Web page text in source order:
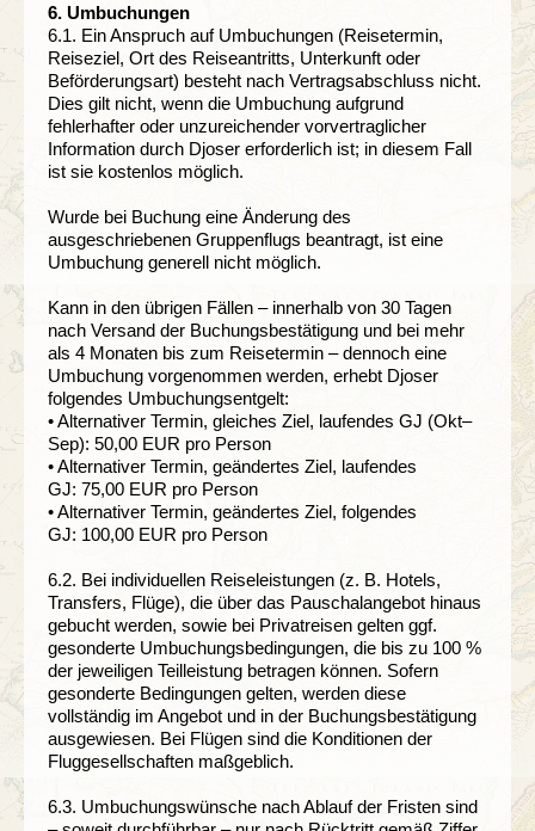
6. Umbuchungen
6.1. Ein Anspruch auf Umbuchungen (Reisetermin,
Reiseziel, Ort des Reiseantritts, Unterkunft oder
Beförderungsart) besteht nach Vertragsabschluss nicht.
Dies gilt nicht, wenn die Umbuchung aufgrund
fehlerhafter oder unzureichender vorvertraglicher
Information durch Djoser erforderlich ist; in diesem Fall
ist sie kostenlos möglich.
Wurde bei Buchung eine Änderung des
ausgeschriebenen Gruppenflugs beantragt, ist eine
Umbuchung generell nicht möglich.
Kann in den übrigen Fällen – innerhalb von 30 Tagen
nach Versand der Buchungsbestätigung und bei mehr
als 4 Monaten bis zum Reisetermin – dennoch eine
Umbuchung vorgenommen werden, erhebt Djoser
folgendes Umbuchungsentgelt:
• Alternativer Termin, gleiches Ziel, laufendes GJ (Okt–
Sep): 50,00 EUR pro Person
• Alternativer Termin, geändertes Ziel, laufendes
GJ: 75,00 EUR pro Person
• Alternativer Termin, geändertes Ziel, folgendes
GJ: 100,00 EUR pro Person
6.2. Bei individuellen Reiseleistungen (z. B. Hotels,
Transfers, Flüge), die über das Pauschalangebot hinaus
gebucht werden, sowie bei Privatreisen gelten ggf.
gesonderte Umbuchungsbedingungen, die bis zu 100 %
der jeweiligen Teilleistung betragen können. Sofern
gesonderte Bedingungen gelten, werden diese
vollständig im Angebot und in der Buchungsbestätigung
ausgewiesen. Bei Flügen sind die Konditionen der
Fluggesellschaften maßgeblich.
6.3. Umbuchungswünsche nach Ablauf der Fristen sind